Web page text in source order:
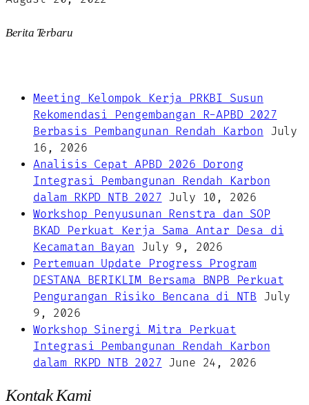
Berita Terbaru
Meeting Kelompok Kerja PRKBI Susun
Rekomendasi Pengembangan R-APBD 2027
Berbasis Pembangunan Rendah Karbon July
16, 2026
Analisis Cepat APBD 2026 Dorong
Integrasi Pembangunan Rendah Karbon
dalam RKPD NTB 2027 July 10, 2026
Workshop Penyusunan Renstra dan SOP
BKAD Perkuat Kerja Sama Antar Desa di
Kecamatan Bayan July 9, 2026
Pertemuan Update Progress Program
DESTANA BERIKLIM Bersama BNPB Perkuat
Pengurangan Risiko Bencana di NTB July
9, 2026
Workshop Sinergi Mitra Perkuat
Integrasi Pembangunan Rendah Karbon
dalam RKPD NTB 2027 June 24, 2026
Kontak Kami